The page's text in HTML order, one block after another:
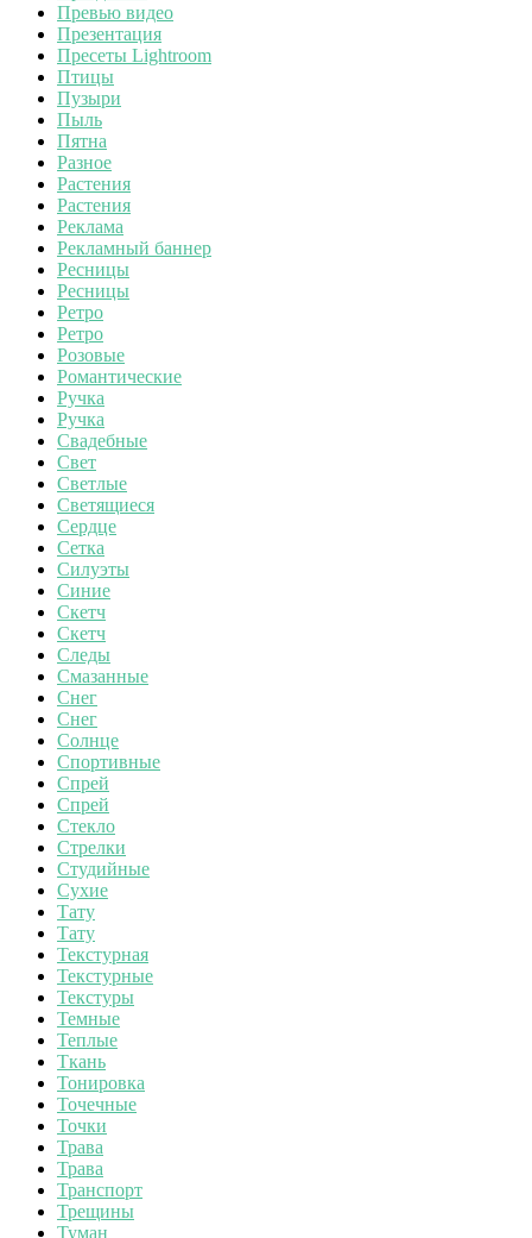
Превью видео
Презентация
Пресеты Lightroom
Птицы
Пузыри
Пыль
Пятна
Разное
Растения
Растения
Реклама
Рекламный баннер
Ресницы
Ресницы
Ретро
Ретро
Розовые
Романтические
Ручка
Ручка
Свадебные
Свет
Светлые
Светящиеся
Сердце
Сетка
Силуэты
Синие
Скетч
Скетч
Следы
Смазанные
Снег
Снег
Солнце
Спортивные
Спрей
Спрей
Стекло
Стрелки
Студийные
Сухие
Тату
Тату
Текстурная
Текстурные
Текстуры
Темные
Теплые
Ткань
Тонировка
Точечные
Точки
Трава
Трава
Транспорт
Трещины
Туман